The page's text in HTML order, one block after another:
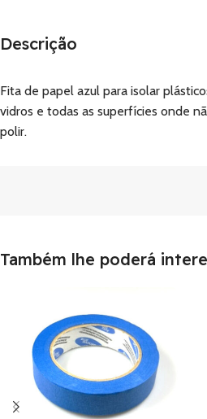
Descrição
Fita de papel azul para isolar
vidros e todas as superfícies onde
polir.
Também lhe poderá